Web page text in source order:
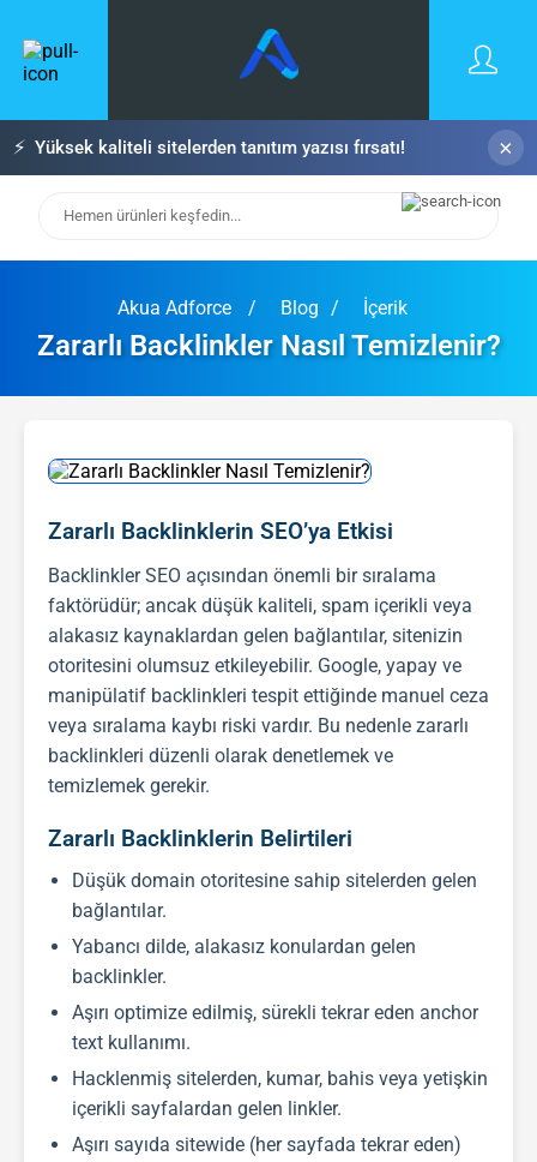
⚡ Yüksek kaliteli sitelerden tanıtım yazısı fırsatı! ×
Akua Adforce Blog İçerik
Zararlı Backlinkler Nasıl Temizlenir?
Zararlı Backlinklerin SEO’ya Etkisi
BacklinklerSEO açısından önemli bir sıralama
faktörüdür; ancak düşük kaliteli, spam içerikli veya
alakasız kaynaklardan gelen bağlantılar, sitenizin
otoritesini olumsuz etkileyebilir. Google, yapay ve
manipülatif backlinkleri tespit ettiğinde manuel ceza
veya sıralama kaybı riski vardır. Bu nedenle zararlı
backlinkleri düzenli olarak denetlemek ve
temizlemek gerekir.
Zararlı Backlinklerin Belirtileri
Düşük domain otoritesine sahip sitelerden gelen
bağlantılar.
Yabancı dilde, alakasız konulardan gelen
backlinkler.
Aşırı optimize edilmiş, sürekli tekrar eden anchor
text kullanımı.
Hacklenmiş sitelerden, kumar, bahis veya yetişkin
içerikli sayfalardan gelen linkler.
Aşırı sayıda sitewide (her sayfada tekrar eden)